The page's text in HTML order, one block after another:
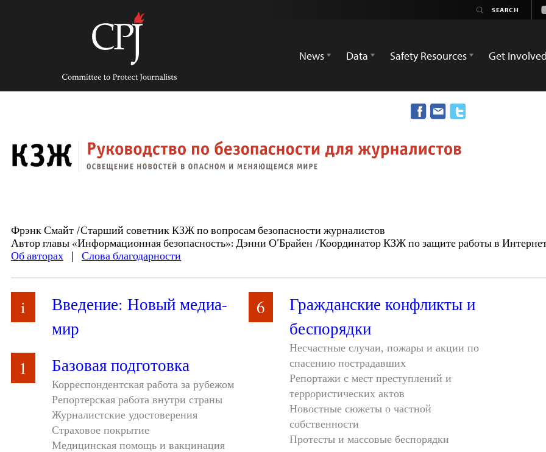
Committee
Protect
Journalists
News
Data Safety Resources Get Involved
Фрэнк Смайт /Старший советник КЗЖ по вопросам безопасности журналистов
Автор главы «Информационная безопасность»: Дэнни О’Брайен /Координатор КЗЖ по защите работы в
Об авторах | Слова благодарности
i
Введение: Новый медиа-
мир
1
Базовая подготовка
Корреспондентская работа за рубежом
Репортерская работа внутри страны
Журналистские удостоверения
Страховое покрытие
Медицинская помощь и вакцинация
6
Гражданские конфликты и
беспорядки
Несчастные случаи, пожары и акции по
спасению пострадавших
Репортажи с мест преступлений и
террористических актов
Новостные сюжеты о частной
собственности
Протесты и массовые беспорядки